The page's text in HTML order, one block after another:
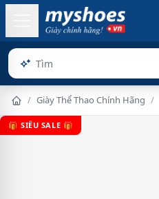
Sản
/ Giày Thể Thao Chính Hãng /
🎁 SIÊU SALE 🎁